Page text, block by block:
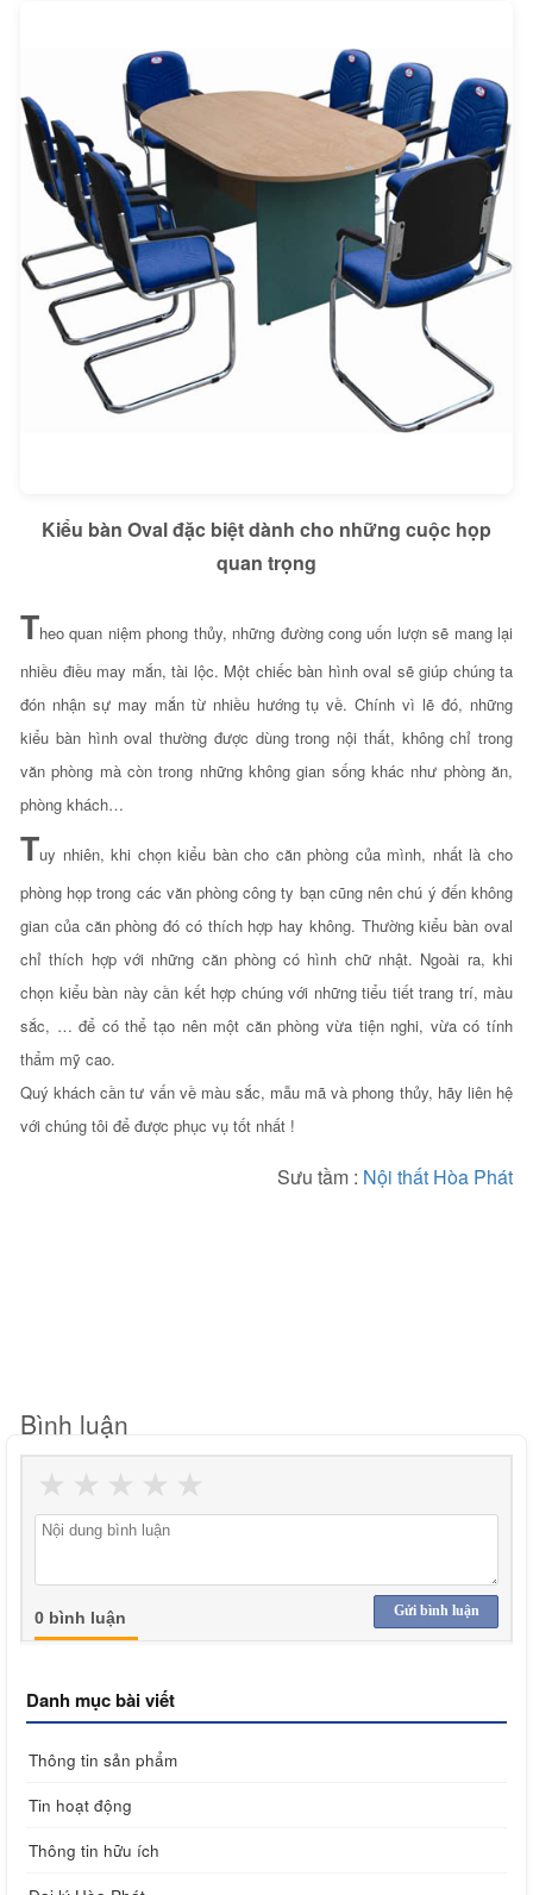
Kiểu bàn Oval đặc biệt dành cho những cuộc họp
quan trọng
Theo quan niệm phong thủy, những đường cong uốn lượn sẽ mang lại
nhiều điều may mắn, tài lộc. Một chiếc bàn hình oval sẽ giúp chúng ta
đón nhận sự may mắn từ nhiều hướng tụ về. Chính vì lẽ đó, những
kiểu bàn hình oval thường được dùng trong nội thất, không chỉ trong
văn phòng mà còn trong những không gian sống khác như phòng ăn,
phòng khách…
Tuy nhiên, khi chọn kiểu bàn cho căn phòng của mình, nhất là cho
phòng họp trong các văn phòng công ty bạn cũng nên chú ý đến không
gian của căn phòng đó có thích hợp hay không. Thường kiểu bàn oval
chỉ thích hợp với những căn phòng có hình chữ nhật. Ngoài ra, khi
chọn kiểu bàn này cần kết hợp chúng với những tiểu tiết trang trí, màu
sắc, … để có thể tạo nên một căn phòng vừa tiện nghi, vừa có tính
thẩm mỹ cao.
Quý khách cần tư vấn về màu sắc, mẫu mã và phong thủy, hãy liên hệ
với chúng tôi để được phục vụ tốt nhất !
Sưu tầm : Nội thất Hòa Phát
Bình luận
★
★
★
★
★
Gửi bình luận
0 bình luận
Danh mục bài viết
Thông tin sản phẩm
Tin hoạt động
Thông tin hữu ích